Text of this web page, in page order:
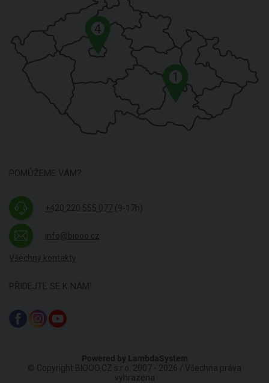
1
4
POMŮŽEME VÁM?
+420 220 555 077 (9-17h)
info@biooo.cz
Všechny kontakty
PŘIDEJTE SE K NÁM!
Powered by LambdaSystem
© Copyright BIOOO.CZ s.r.o. 2007 - 2026 / Všechna práva
vyhrazena